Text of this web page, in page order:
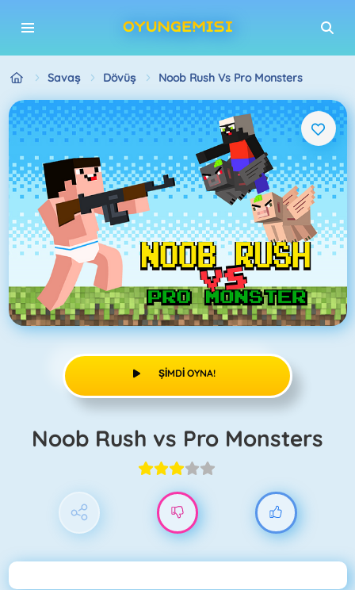
Savaş Dövüş Noob Rush Vs Pro Monsters
ŞIMDI OYNA!
Noob Rush vs Pro Monsters